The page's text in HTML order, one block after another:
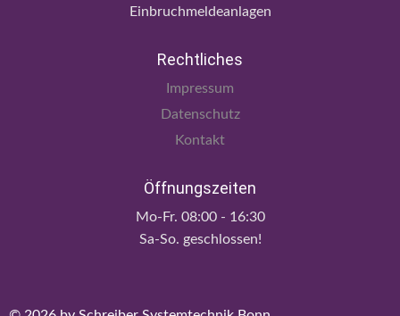
Einbruchmeldeanlagen
Rechtliches
Impressum
Datenschutz
Kontakt
Öffnungszeiten
Mo-Fr. 08:00 - 16:30
Sa-So. geschlossen!